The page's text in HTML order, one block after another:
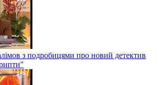
з подробицями про новий детектив